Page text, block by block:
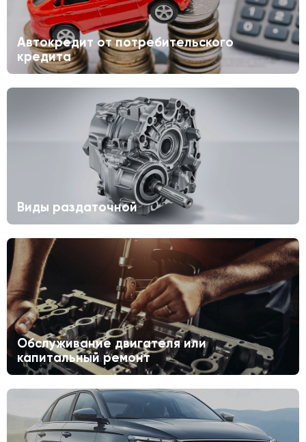
Автокредит от потребительского
кредита
Виды раздаточной
Обслуживание двигателя или
капитальный ремонт